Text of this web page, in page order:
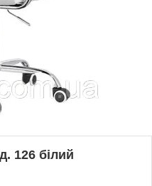
126 білий